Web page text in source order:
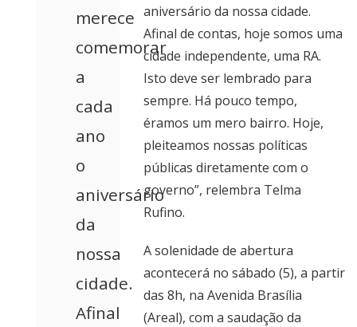
merece
comemorar
a
cada
ano
o
aniversário
da
nossa
cidade.
Afinal
aniversário da nossa cidade.
Afinal de contas, hoje somos uma
cidade independente, uma RA.
Isto deve ser lembrado para
sempre. Há pouco tempo,
éramos um mero bairro. Hoje,
pleiteamos nossas políticas
públicas diretamente com o
governo”, relembra Telma
Rufino.
A solenidade de abertura
acontecerá no sábado (5), a partir
das 8h, na Avenida Brasília
(Areal), com a saudação da